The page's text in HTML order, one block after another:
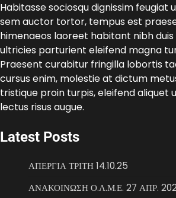
Habitasse sociosqu dignissim feugiat
sem auctor tortor, tempus est
himenaeos laoreet habitant nibh
ultricies parturient eleifend magna
Praesent curabitur fringilla lobortis
cursus enim, molestie at dictum
tristique proin turpis, eleifend aliquet
lectus risus augue.
Latest Posts
ΑΠΕΡΓΙΑ ΤΡΙΤΗ 14.10.25
ΑΝΑΚΟΙΝΩΣΗ Ο.Λ.Μ.Ε. 27 ΑΠΡ.